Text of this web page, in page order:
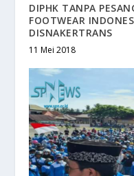
DIPHK TANPA
FOOTWEAR
DISNAKERTRANS
11 Mei 2018